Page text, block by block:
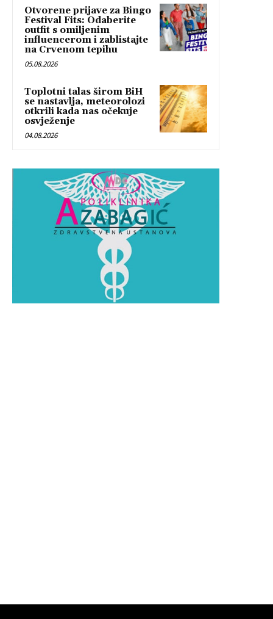
Otvorene prijave za Bingo
Festival Fits: Odaberite
outfit s omiljenim
influencerom i zablistajte
na Crvenom tepihu
05.08.2026
Toplotni talas širom BiH
se nastavlja, meteorolozi
otkrili kada nas očekuje
osvježenje
04.08.2026